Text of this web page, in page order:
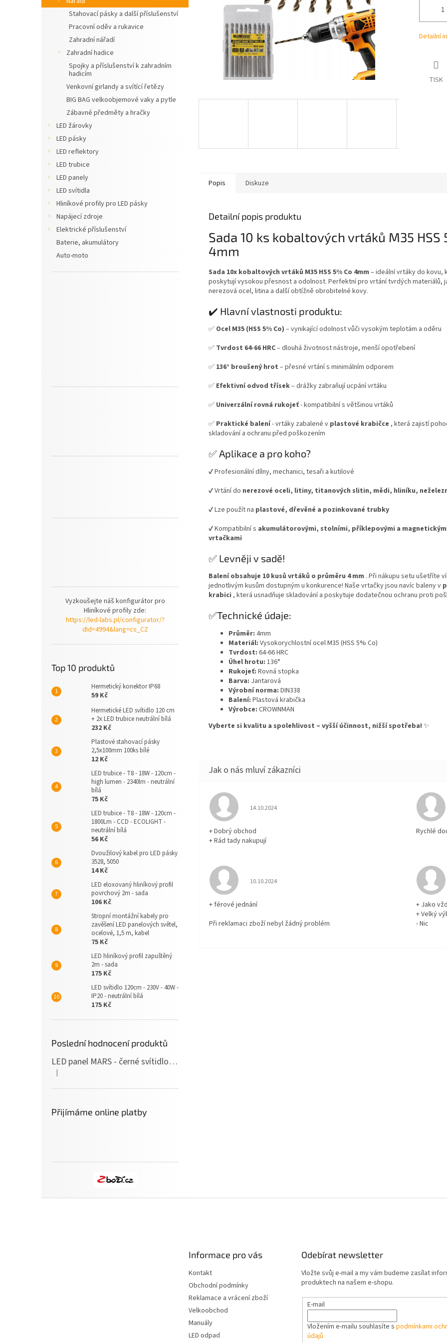
n
Stahovací pásky a další příslušenství
Pracovní oděv a rukavice
Zahradní nářadí
Zahradní hadice
Spojky a příslušenství k zahradním
hadicím
Venkovní girlandy a svítící řetězy
BIG BAG velkoobjemové vaky a pytle
Zábavné předměty a hračky
LED žárovky
LED pásky
LED reflektory
LED trubice
LED panely
LED svítidla
Hliníkové profily pro LED pásky
Napájecí zdroje
Elektrické příslušenství
Baterie, akumulátory
Auto-moto
Vyzkoušejte náš konfigurátor pro
Hliníkové profily zde:
https://led-labs.pl/configurator/?
dId=4994&lang=cs_CZ
Top 10 produktů
Hermetický konektor IP68
59 Kč
Hermetické LED svítidlo 120 cm
+ 2x LED trubice neutrální bílá
232 Kč
Plastové stahovací pásky
2,5x100mm 100ks bílé
12 Kč
LED trubice - T8 - 18W - 120cm -
high lumen - 2340lm - neutrální
bílá
75 Kč
LED trubice - T8 - 18W - 120cm -
1800Lm - CCD - ECOLIGHT -
neutrální bílá
56 Kč
Dvoužilový kabel pro LED pásky
3528, 5050
14 Kč
LED eloxovaný hliníkový profil
povrchový 2m - sada
106 Kč
Stropní montážní kabely pro
zavěšení LED panelových světel,
ocelové, 1,5 m, kabel
75 Kč
LED hliníkový profil zapuštěný
2m - sada
175 Kč
LED svítidlo 120cm - 230V - 40W -
IP20 - neutrální bílá
175 Kč
Poslední hodnocení produktů
LED panel MARS - černé svítidlo SLIM - 120cm - 36W - 230V - 3600Lm - neutrální bílá
Hodnocení produktu je 5 z 5 hvězdiček.
|
Přijímáme online platby
Detailní
TISK
Popis Diskuze
Detailní popis produktu
Sada 10 ks kobaltových vrtáků M35 HSS
4mm
Sada 10x kobaltových vrtáků M35 HSS 5% Co 4mm – ideální vrtáky do kovu,
poskytují vysokou přesnost a odolnost. Perfektní pro vrtání tvrdých materiálů,
nerezová ocel, litina a další obtížně obrobitelné kovy.
✔️ Hlavní vlastnosti produktu:
✅ Ocel M35 (HSS 5% Co) – vynikající odolnost vůči vysokým teplotám a oděru
✅ Tvrdost 64-66 HRC– dlouhá životnost nástroje, menší opotřebení
✅ 136° broušený hrot – přesné vrtání s minimálním odporem
✅ Efektivní odvod třísek– drážky zabraňují ucpání vrtáku
✅ Univerzální rovná rukojeť- kompatibilní s většinou vrtáků
✅ Praktické balení- vrtáky zabalené v plastové krabičce , která zajistí
skladování a ochranu před poškozením
✅ Aplikace a pro koho?
✔️ Profesionální dílny, mechanici, tesaři a kutilové
✔️ Vrtání do nerezové oceli, litiny, titanových slitin, mědi, hliníku,
✔️ Lze použít na plastové, dřevěné a pozinkované trubky
✔️ Kompatibilní s akumulátorovými, stolními, příklepovými a
vrtačkami
✅ Levněji v sadě!
Balení obsahuje 10 kusů vrtáků o průměru 4 mm . Při nákupu setu ušetříte
jednotlivým kusům dostupným u konkurence! Naše vrtačky jsou navíc baleny v
krabici , která usnadňuje skladování a poskytuje dodatečnou ochranu proti
✅Technické údaje:
Průměr: 4mm
Materiál: Vysokorychlostní ocel M35 (HSS 5% Co)
Tvrdost: 64-66 HRC
Úhel hrotu: 136°
Rukojeť: Rovná stopka
Barva: Jantarová
Výrobní norma: DIN338
Balení: Plastová krabička
Výrobce: CROWNMAN
Vyberte si kvalitu a spolehlivost – vyšší účinnost, nižší spotřeba! ✨
Hodnocení obchodu je 5 z 5 hvězdiček.
14.10.2024
+ Dobrý obchod
+ Rád tady nakupují
Rychlé
Hodnocení obchodu je 5 z 5 hvězdiček.
10.10.2024
+ férové jednání
Při reklamaci zboží nebyl žádný problém
+ Jako
+ Velký
- Nic
Informace pro vás
Kontakt
Obchodní podmínky
Reklamace a vrácení zboží
Velkoobchod
Manuály
LED odpad
Odebírat newsletter
Vložte svůj e-mail a my vám budeme zasílat
produktech na našem e-shopu.
E-mail
Vložením e-mailu souhlasíte s podmínkami
údajů